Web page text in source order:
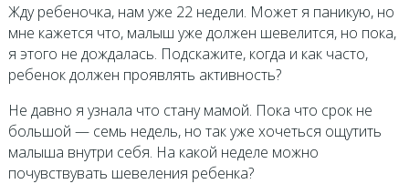
Жду ребеночка, нам уже 22 недели. Может я паникую, но
мне кажется что, малыш уже должен шевелится, но пока,
я этого не дождалась. Подскажите, когда и как часто,
ребенок должен проявлять активность?
Не давно я узнала что стану мамой. Пока что срок не
большой — семь недель, но так уже хочеться ощутить
малыша внутри себя. На какой неделе можно
почувствувать шевеления ребенка?